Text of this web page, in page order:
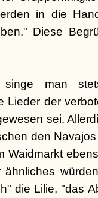
in die
Diese
man
Lieder der
sei.
den
Waidmarkt
die Lilie, "das